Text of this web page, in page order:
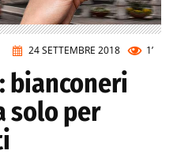
24 SETTEMBRE 2018 1’
bianconeri
solo per